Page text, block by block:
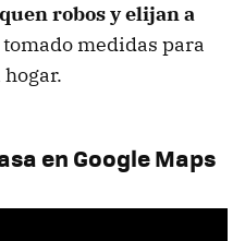
robos y elijan a
tomado medidas para
en Google Maps